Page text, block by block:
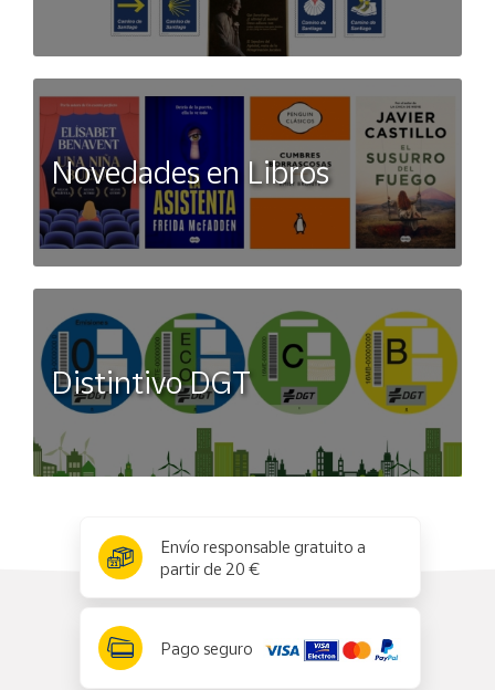
Novedades en Libros
Distintivo DGT
Envío responsable gratuito a
partir de 20 €
Pago seguro